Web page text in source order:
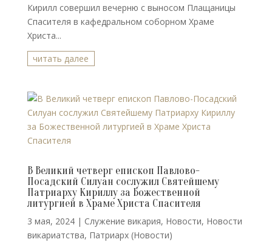
Кирилл совершил вечерню с выносом Плащаницы
Спасителя в кафедральном соборном Храме
Христа...
читать далее
В Великий четверг епископ Павлово-
Посадский Силуан сослужил Святейшему
Патриарху Кириллу за Божественной
литургией в Храме Христа Спасителя
3 мая, 2024| Cлужение викария, Новости, Новости
викариатства, Патриарх (Новости)